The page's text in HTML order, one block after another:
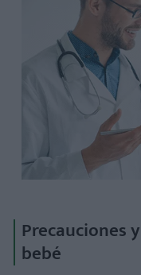
Precauciones
bebé